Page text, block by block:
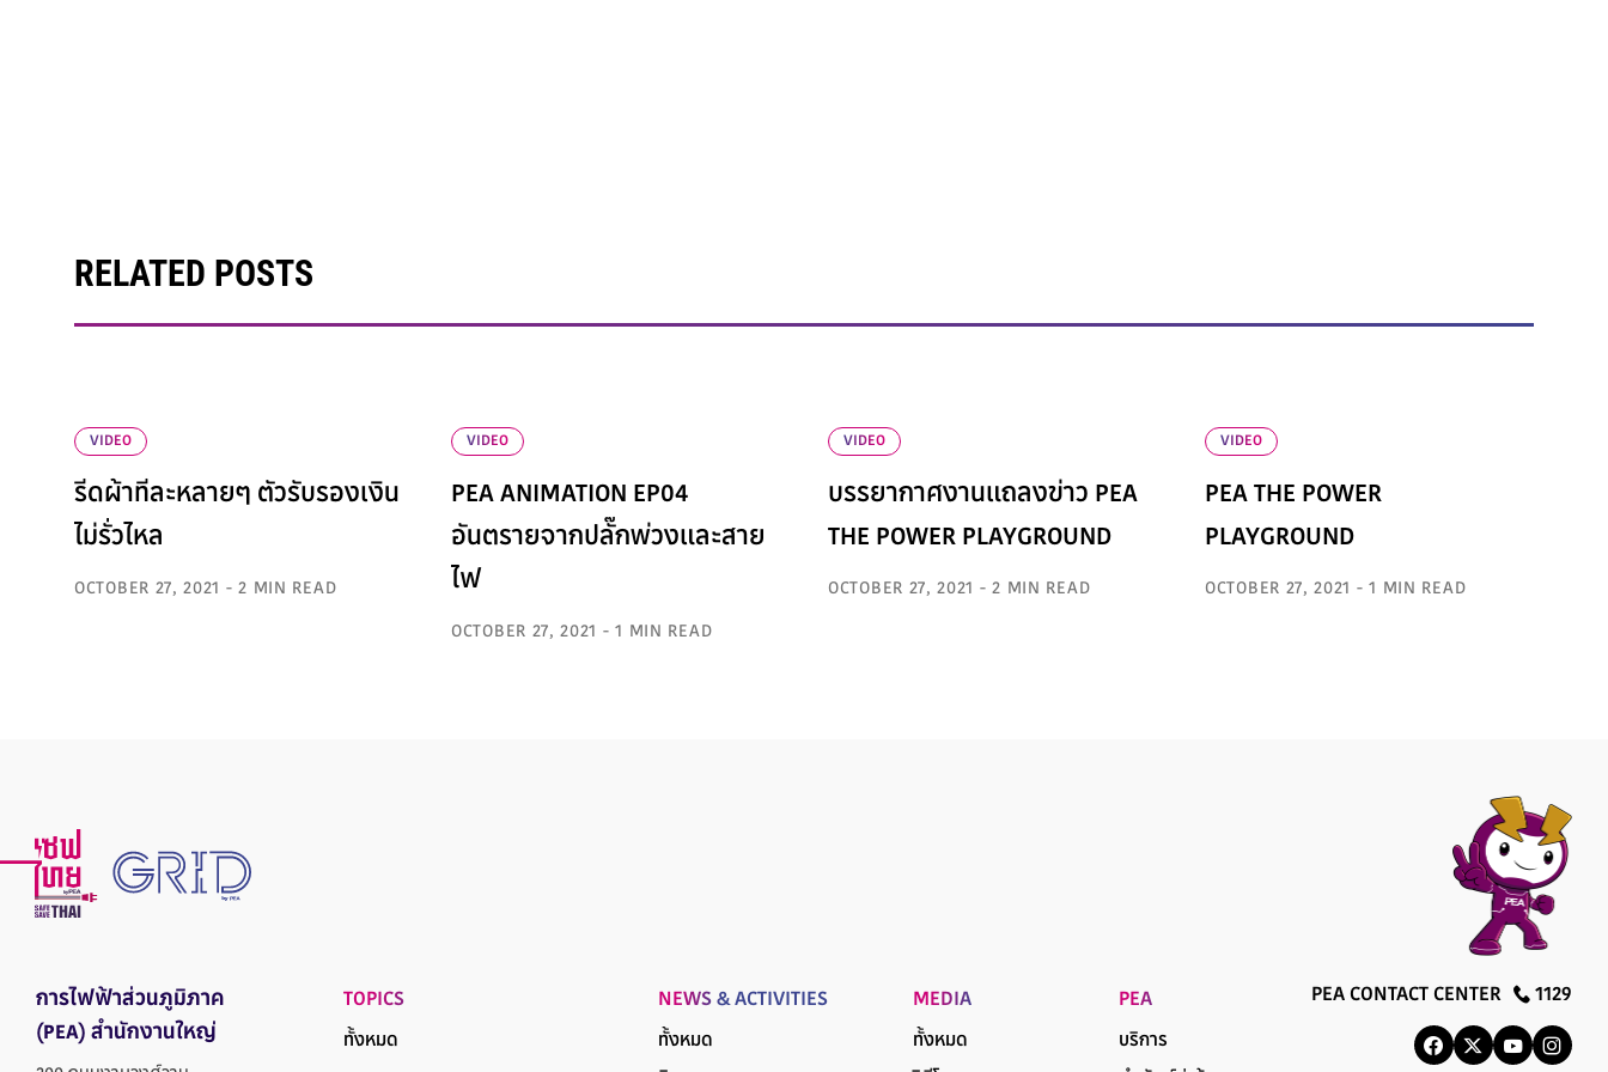
RELATED POSTS
VIDEO
รีดผ้าทีละหลายๆ ตัวรับรองเงิน
ไม่รั่วไหล
OCTOBER 27, 2021 - 2 MIN READ
VIDEO
PEA ANIMATION EP04
อันตรายจากปลั๊กพ่วงและสาย
ไฟ
OCTOBER 27, 2021 - 1 MIN READ
VIDEO
บรรยากาศงานแถลงข่าว PEA
THE POWER PLAYGROUND
OCTOBER 27, 2021 - 2 MIN READ
VIDEO
PEA THE POWER
PLAYGROUND
OCTOBER 27, 2021 - 1 MIN READ
การไฟฟ้าส่วนภูมิภาค
(PEA) สำนักงานใหญ่
TOPICS
ทั้งหมด
NEWS & ACTIVITIES
ทั้งหมด
MEDIA
ทั้งหมด
PEA
บริการ
PEA CONTACT CENTER 1129